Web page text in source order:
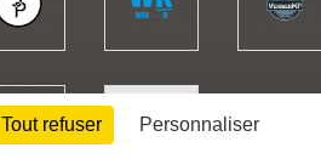
Tout refuser Personnaliser